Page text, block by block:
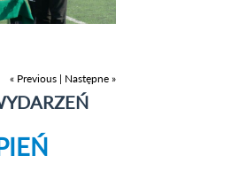
« Previous | Następne »